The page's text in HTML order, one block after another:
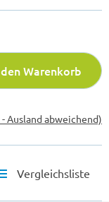
Warenkorb
- Ausland abweichend)
Vergleichsliste